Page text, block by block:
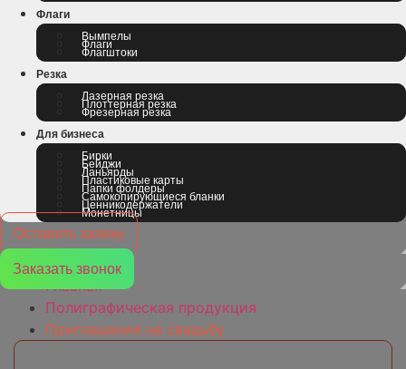
Флаги
Вымпелы
Флаги
Флагштоки
Резка
Лазерная резка
Плоттерная резка
Фрезерная резка
Для бизнеса
Бирки
Бейджи
Ланьярды
Пластиковые карты
Папки фолдеры
Самокопирующиеся бланки
Ценникодержатели
Монетницы
Оставить заявку
Заказать звонок
Главная
Полиграфическая продукция
Приглашения на свадьбу